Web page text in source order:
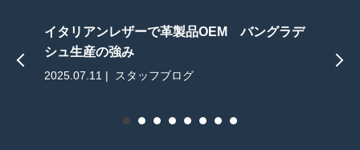
イタリアンレザーで革製品OEM バングラデ
シュ生産の強み
2025.07.11 | スタッフブログ